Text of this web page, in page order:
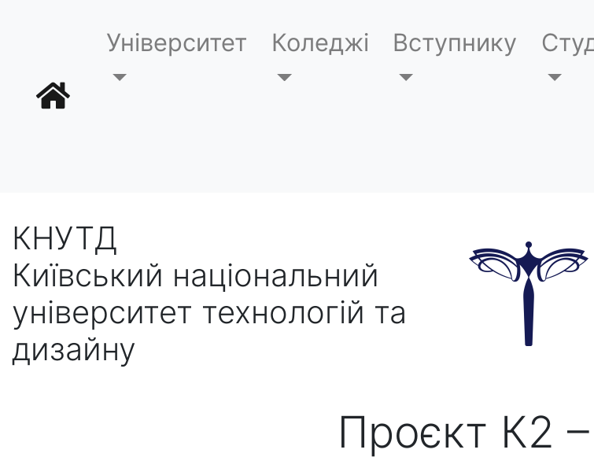
Університет Коледжі Вступнику
КНУТД
Київський національний
університет технологій та
дизайну
Проєкт К2